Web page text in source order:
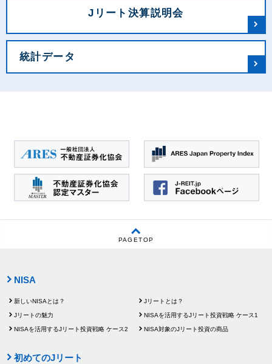
Jリート決算説明会
統計データ
PAGETOP
NISA
新しいNISAとは？ Jリートとは？
Jリートの魅力 NISAを活用するJリート投資戦略 ケース1
NISAを活用するJリート投資戦略 ケース2 NISA対象のJリート投資の商品
初めてのJリート